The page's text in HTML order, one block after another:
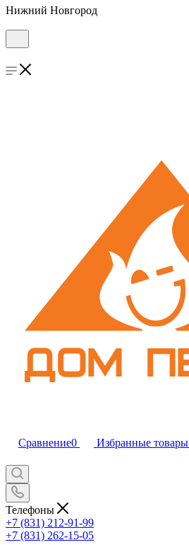
Нижний Новгород
Сравнение0 Избранные товары
Телефоны
+7 (831) 212-91-99
+7 (831) 262-15-05